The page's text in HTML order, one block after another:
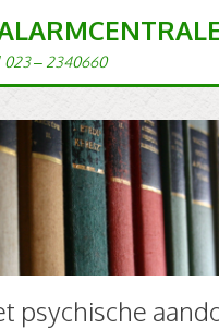
– 2340660
psychische